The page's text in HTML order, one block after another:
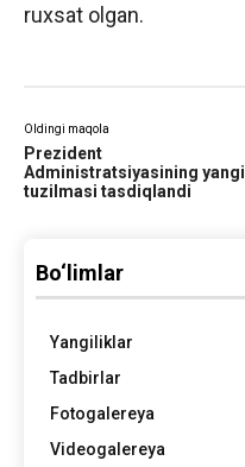
ruxsat olgan.
Oldingi maqola
Prezident
Administratsiyasining yangi
tuzilmasi tasdiqlandi
Bo‘limlar
Yangiliklar
Tadbirlar
Fotogalereya
Videogalereya